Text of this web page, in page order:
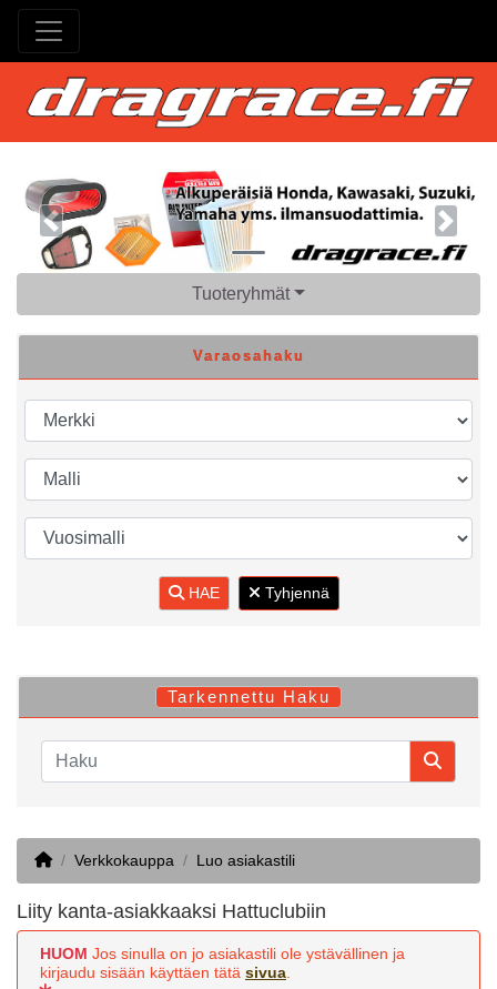
Previous Next
Tuoteryhmät
Varaosahaku
HAE Tyhjennä
Tarkennettu Haku
HomeVerkkokauppa Luo asiakastili
Liity kanta-asiakkaaksi Hattuclubiin
HUOM Jos sinulla on jo asiakastili ole ystävällinen ja
kirjaudu sisään käyttäen tätä sivua